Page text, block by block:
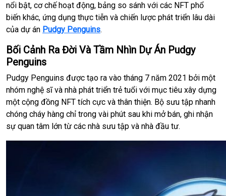
nổi bật, cơ chế hoạt động, bảng so sánh với các NFT phổ
biến khác, ứng dụng thực tiễn và chiến lược phát triển lâu dài
của dự án Pudgy Penguins.
Bối Cảnh Ra Đời Và Tầm Nhìn Dự Án Pudgy
Penguins
Pudgy Penguins được tạo ra vào tháng 7 năm 2021 bởi một
nhóm nghệ sĩ và nhà phát triển trẻ tuổi với mục tiêu xây dựng
một cộng đồng NFT tích cực và thân thiện. Bộ sưu tập nhanh
chóng cháy hàng chỉ trong vài phút sau khi mở bán, ghi nhận
sự quan tâm lớn từ các nhà sưu tập và nhà đầu tư.